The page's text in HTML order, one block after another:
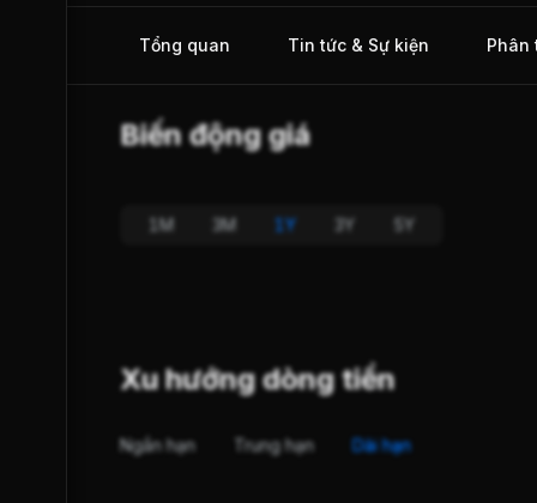
Tổng quan Tin tức & Sự kiện Phân
Biến động giá
1M 3M 1Y 3Y 5Y
Xu hướng dòng tiền
Ngắn hạn Trung hạn Dài hạn